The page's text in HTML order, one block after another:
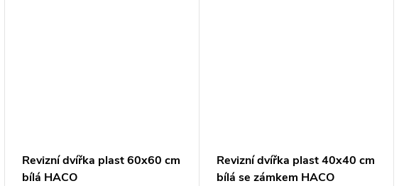
Revizní dvířka plast 60x60 cm
bílá HACO
Revizní dvířka plast 40x40 cm
bílá se zámkem HACO